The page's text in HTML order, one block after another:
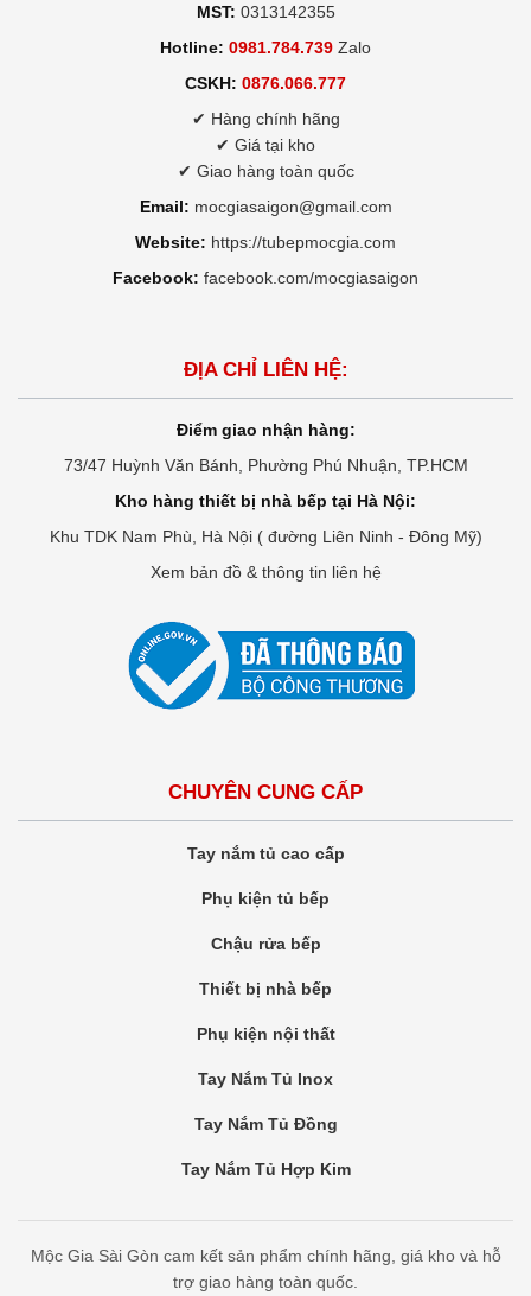
MST: 0313142355
Hotline: 0981.784.739 Zalo
CSKH: 0876.066.777
✔ Hàng chính hãng
✔ Giá tại kho
✔ Giao hàng toàn quốc
Email: mocgiasaigon@gmail.com
Website: https://tubepmocgia.com
Facebook: facebook.com/mocgiasaigon
ĐỊA CHỈ LIÊN HỆ:
Điểm giao nhận hàng:
73/47 Huỳnh Văn Bánh, Phường Phú Nhuận, TP.HCM
Kho hàng thiết bị nhà bếp tại Hà Nội:
Khu TDK Nam Phù, Hà Nội ( đường Liên Ninh - Đông Mỹ)
Xem bản đồ & thông tin liên hệ
CHUYÊN CUNG CẤP
Tay nắm tủ cao cấp
Phụ kiện tủ bếp
Chậu rửa bếp
Thiết bị nhà bếp
Phụ kiện nội thất
Tay Nắm Tủ Inox
Tay Nắm Tủ Đồng
Tay Nắm Tủ Hợp Kim
Mộc Gia Sài Gòn cam kết sản phẩm chính hãng, giá kho và hỗ
trợ giao hàng toàn quốc.